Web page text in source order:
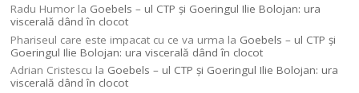
Radu Humor la Goebels – ul CTP şi Goeringul Ilie Bolojan: ura
viscerală dând în clocot
Phariseul care este impacat cu ce va urma la Goebels – ul CTP şi
Goeringul Ilie Bolojan: ura viscerală dând în clocot
Adrian Cristescu la Goebels – ul CTP şi Goeringul Ilie Bolojan: ura
viscerală dând în clocot